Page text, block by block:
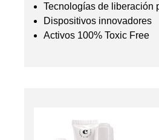
Tecnologías de liberación
Dispositivos innovadores
Activos 100% Toxic Free